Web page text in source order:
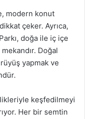
modern konut
çeker. Ayrıca,
doğa ile iç içe
Doğal
yapmak ve
keşfedilmeyi
Her bir semtin